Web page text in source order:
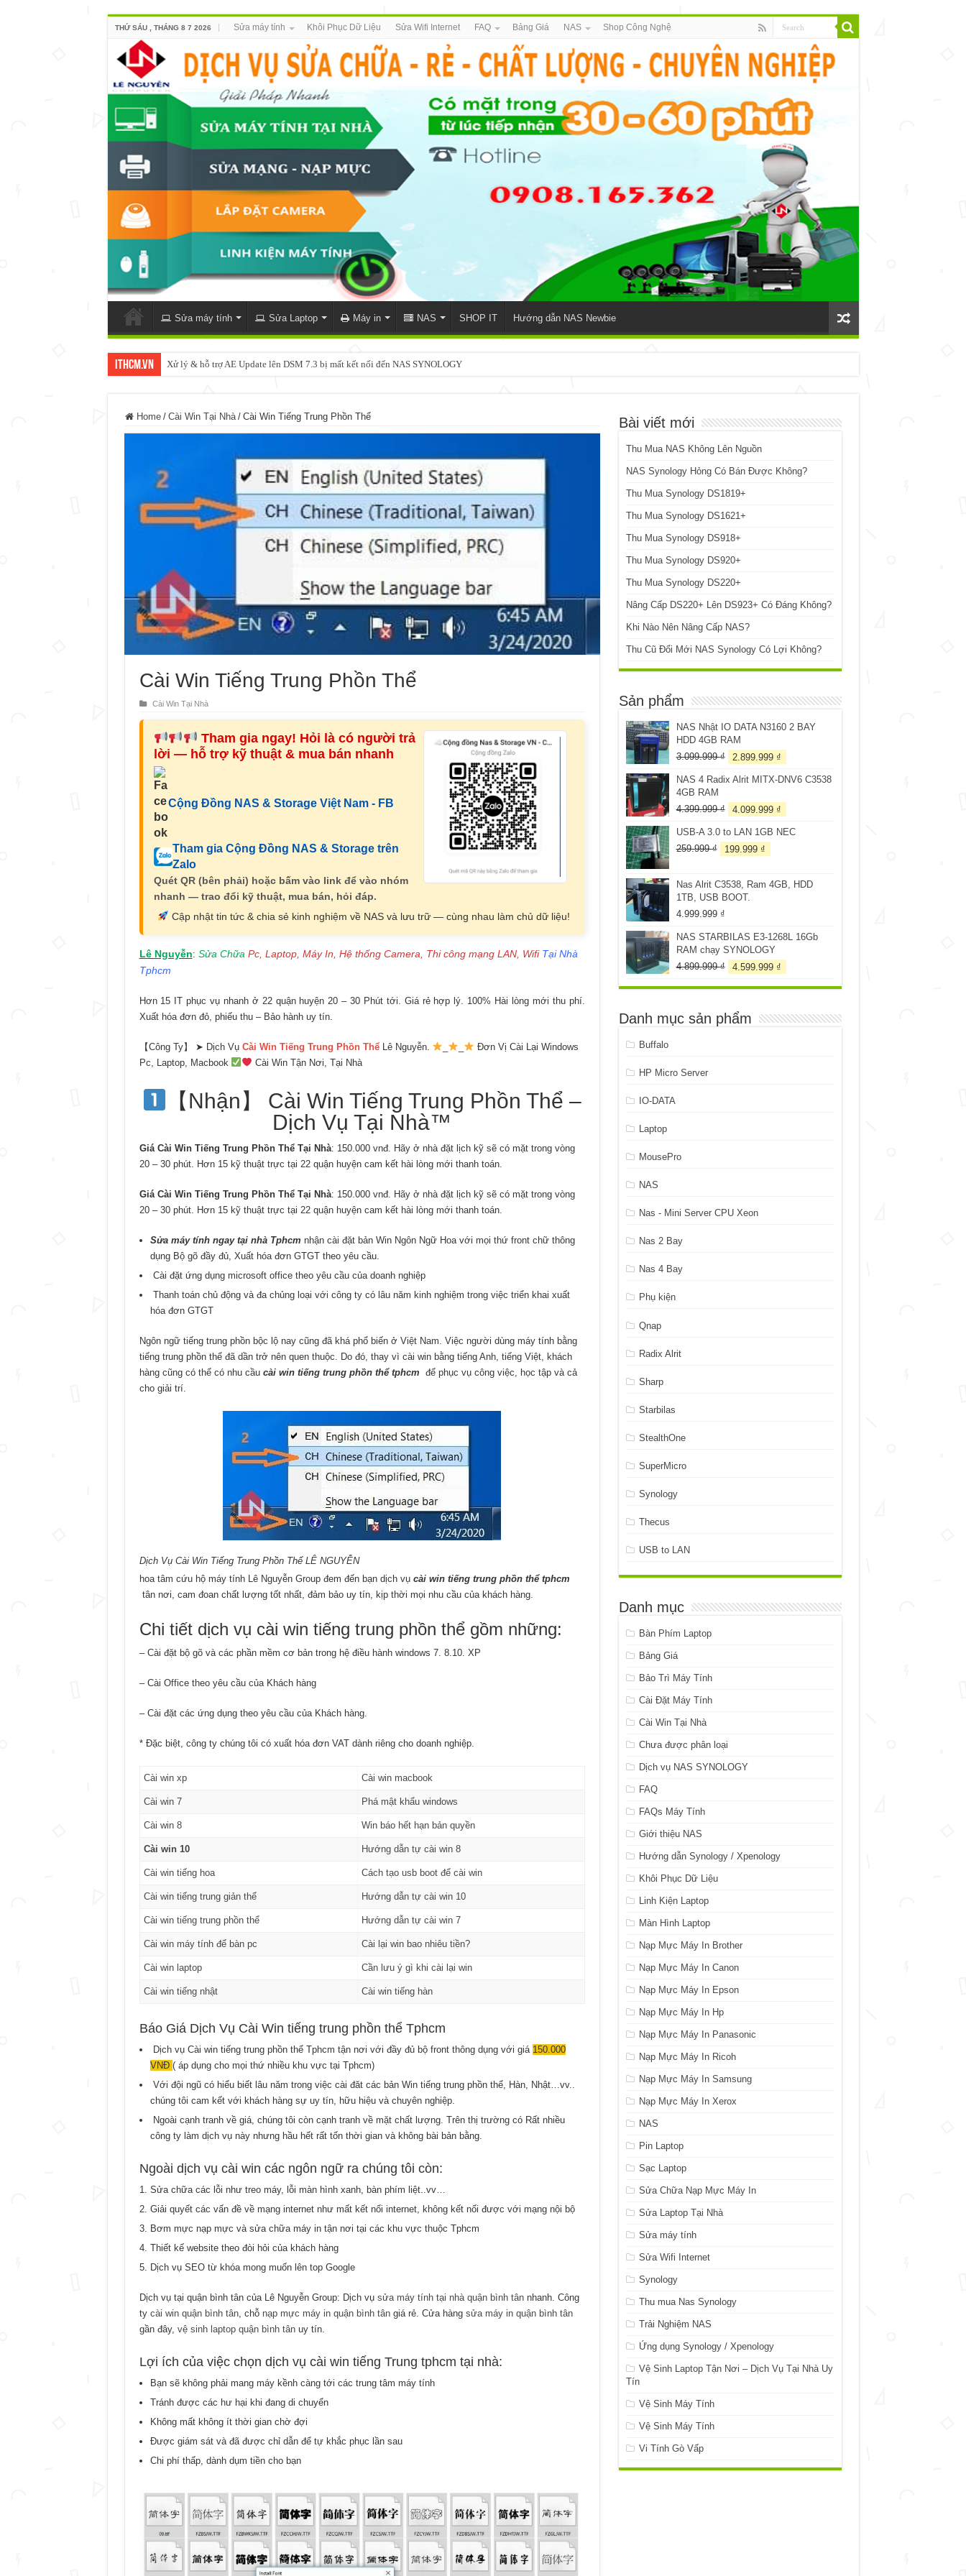
THỨ SÁU , THÁNG 8 7 2026 Sửa máy tính Khôi Phục Dữ Liệu Sửa Wifi Internet FAQ Bảng Giá NAS Shop Công Nghệ
Sửa máy tính Sửa Laptop Máy in NAS SHOP IT Hướng dẫn NAS Newbie
ItHCM.VN Xử lý & hỗ trợ AE Update lên DSM 7.3 bị mất kết nối đến NAS SYNOLOGY
Home / Cài Win Tại Nhà / Cài Win Tiếng Trung Phồn Thể
Cài Win Tiếng Trung Phồn Thể
Cài Win Tại Nhà
Tham gia ngay! Hỏi là có người trả
lời — hỗ trợ kỹ thuật & mua bán nhanh
Cộng Đồng NAS & Storage Việt Nam - FB
Tham gia Cộng Đồng NAS & Storage trên
Zalo
Quét QR (bên phải) hoặc bấm vào link để vào nhóm
nhanh — trao đổi kỹ thuật, mua bán, hỏi đáp.
Cập nhật tin tức & chia sẻ kinh nghiệm về NAS và lưu trữ — cùng nhau làm chủ dữ liệu!
Lê Nguyễn: Sửa Chữa Pc, Laptop, Máy In, Hệ thống Camera, Thi công mạng LAN, Wifi Tại Nhà
Tphcm
Hơn 15 IT phục vụ nhanh ở 22 quận huyện 20 – 30 Phút tới. Giá rẻ hợp lý. 100% Hài lòng mới thu phí.
Xuất hóa đơn đỏ, phiếu thu – Bảo hành uy tín.
【Công Ty】 ➤ Dịch Vụ Cài Win Tiếng Trung Phồn ThểLê Nguyễn.
Đơn Vị Cài Lại Windows
Pc, Laptop, Macbook
Cài Win Tận Nơi, Tại Nhà
【Nhận】 Cài Win Tiếng Trung Phồn Thể –
Dịch Vụ Tại Nhà™
Giá Cài Win Tiếng Trung Phồn Thể Tại Nhà: 150.000 vnđ. Hãy ở nhà đặt lịch kỹ sẽ có mặt trong vòng
20 – 30 phút. Hơn 15 kỹ thuật trực tại 22 quận huyện cam kết hài lòng mới thanh toán.
Giá Cài Win Tiếng Trung Phồn Thể Tại Nhà: 150.000 vnđ. Hãy ở nhà đặt lịch kỹ sẽ có mặt trong vòng
20 – 30 phút. Hơn 15 kỹ thuật trực tại 22 quận huyện cam kết hài lòng mới thanh toán.
Sửa máy tính ngay tại nhà Tphcm nhận cài đặt bản Win Ngôn Ngữ Hoa với mọi thứ front chữ thông
dụng Bộ gõ đầy đủ, Xuất hóa đơn GTGT theo yêu cầu.
Cài đặt ứng dụng microsoft office theo yêu cầu của doanh nghiệp
Thanh toán chủ động và đa chủng loại với công ty có lâu năm kinh nghiệm trong việc triển khai xuất
hóa đơn GTGT
Ngôn ngữ tiếng trung phồn bộc lộ nay cũng đã khá phổ biến ở Việt Nam. Việc người dùng máy tính bằng
tiếng trung phồn thể đã dần trở nên quen thuộc. Do đó, thay vì cài win bằng tiếng Anh, tiếng Việt, khách
hàng cũng có thể có nhu cầucài win tiếng trung phồn thể tphcm để phục vụ công việc, học tập và cả
cho giải trí.
Dịch Vụ Cài Win Tiếng Trung Phồn Thể LÊ NGUYỄN
hoa tâm cứu hộ máy tính Lê Nguyễn Group đem đến bạn dịch vụcài win tiếng trung phồn thể tphcm
tân nơi, cam đoan chất lượng tốt nhất, đảm bảo uy tín, kịp thời mọi nhu cầu của khách hàng.
Chi tiết dịch vụ cài win tiếng trung phồn thể gồm những:
– Cài đặt bộ gõ và các phần mềm cơ bản trong hệ điều hành windows 7. 8.10. XP
– Cài Office theo yêu cầu của Khách hàng
– Cài đặt các ứng dụng theo yêu cầu của Khách hàng.
* Đặc biệt, công ty chúng tôi có xuất hóa đơn VAT dành riêng cho doanh nghiệp.
Cài win xp Cài win macbook
Cài win 7 Phá mật khẩu windows
Cài win 8 Win báo hết hạn bản quyền
Cài win 10 Hướng dẫn tự cài win 8
Cài win tiếng hoa Cách tạo usb boot để cài win
Cài win tiếng trung giản thể Hướng dẫn tự cài win 10
Cài win tiếng trung phồn thể Hướng dẫn tự cài win 7
Cài win máy tính để bàn pc Cài lại win bao nhiêu tiền?
Cài win laptop Cần lưu ý gì khi cài lại win
Cài win tiếng nhật Cài win tiếng hàn
Báo Giá Dịch Vụ Cài Win tiếng trung phồn thể Tphcm
Dịch vụ Cài win tiếng trung phồn thể Tphcm tận nơi với đầy đủ bộ front thông dụng với giá 150.000
VNĐ ( áp dụng cho mọi thứ nhiều khu vực tại Tphcm)
Với đội ngũ có hiểu biết lâu năm trong việc cài đăt các bản Win tiếng trung phồn thể, Hàn, Nhật…vv..
chúng tôi cam kết với khách hàng sự uy tín, hữu hiệu và chuyên nghiệp.
Ngoài cạnh tranh về giá, chúng tôi còn cạnh tranh về mặt chất lượng. Trên thị trường có Rất nhiều
công ty làm dịch vụ này nhưng hầu hết rất tốn thời gian và không bài bản bằng.
Ngoài dịch vụ cài win các ngôn ngữ ra chúng tôi còn:
Sửa chữa các lỗi như treo máy, lỗi màn hình xanh, bàn phím liệt..vv…
Giải quyết các vấn đề về mạng internet như mất kết nối internet, không kết nối được với mạng nội bộ
Bơm mực nạp mực và sửa chữa máy in tận nơi tại các khu vực thuộc Tphcm
Thiết kế website theo đòi hỏi của khách hàng
Dịch vụ SEO từ khóa mong muốn lên top Google
Dịch vụ tại quận bình tân của Lê Nguyễn Group: Dịch vụ sửa máy tính tại nhà quận bình tânnhanh. Công
ty cài win quận bình tân, chỗ nạp mực máy in quận bình tângiá rẻ. Cửa hàng sửa máy in quận bình tân
gần đây, vệ sinh laptop quận bình tânuy tín.
Lợi ích của việc chọn dịch vụ cài win tiếng Trung tphcm tại nhà:
Bạn sẽ không phải mang máy kềnh càng tới các trung tâm máy tính
Tránh được các hư hại khi đang di chuyển
Không mất không ít thời gian chờ đợi
Được giám sát và đã được chỉ dẫn để tự khắc phục lần sau
Chi phí thấp, dành dụm tiền cho bạn
Bài viết mới
Thu Mua NAS Không Lên Nguồn
NAS Synology Hỏng Có Bán Được Không?
Thu Mua Synology DS1819+
Thu Mua Synology DS1621+
Thu Mua Synology DS918+
Thu Mua Synology DS920+
Thu Mua Synology DS220+
Nâng Cấp DS220+ Lên DS923+ Có Đáng Không?
Khi Nào Nên Nâng Cấp NAS?
Thu Cũ Đổi Mới NAS Synology Có Lợi Không?
Sản phẩm
NAS Nhật IO DATA N3160 2 BAY
HDD 4GB RAM
3.099.999₫
Giá
là:
2.899.999 ₫
tại
NAS 4 Radix Alrit MITX-DNV6 C3538
4GB RAM
4.399.999₫
Giá
là:
4.399.999 ₫.
4.099.999 ₫
tại
USB-A 3.0 to LAN 1GB NEC
259.999₫
Giá
259.999 ₫.
199.999 ₫
là:
Nas Alrit C3538, Ram 4GB, HDD
1TB, USB BOOT.
4.999.999 ₫
NAS STARBILAS E3-1268L 16Gb
RAM chạy SYNOLOGY
4.899.999₫
Giá
là:
4.599.999 ₫
tại
4.599.999 ₫.
Danh mục sản phẩm
Buffalo
HP Micro Server
IO-DATA
Laptop
MousePro
NAS
Nas - Mini Server CPU Xeon
Nas 2 Bay
Nas 4 Bay
Phụ kiện
Qnap
Radix Alrit
Sharp
Starbilas
StealthOne
SuperMicro
Synology
Thecus
USB to LAN
Danh mục
Bàn Phím Laptop
Bảng Giá
Bảo Trì Máy Tính
Cài Đặt Máy Tính
Cài Win Tại Nhà
Chưa được phân loại
Dịch vụ NAS SYNOLOGY
FAQ
FAQs Máy Tính
Giới thiệu NAS
Hướng dẫn Synology / Xpenology
Khôi Phục Dữ Liệu
Linh Kiện Laptop
Màn Hình Laptop
Nạp Mực Máy In Brother
Nạp Mực Máy In Canon
Nạp Mực Máy In Epson
Nạp Mực Máy In Hp
Nạp Mực Máy In Panasonic
Nạp Mực Máy In Ricoh
Nạp Mực Máy In Samsung
Nạp Mực Máy In Xerox
NAS
Pin Laptop
Sạc Laptop
Sửa Chữa Nạp Mực Máy In
Sửa Laptop Tại Nhà
Sửa máy tính
Sửa Wifi Internet
Synology
Thu mua Nas Synology
Trải Nghiệm NAS
Ứng dụng Synology / Xpenology
Vệ Sinh Laptop Tận Nơi – Dịch Vụ Tại Nhà Uy
Tín
Vệ Sinh Máy Tính
Vệ Sinh Máy Tính
Vi Tính Gò Vấp